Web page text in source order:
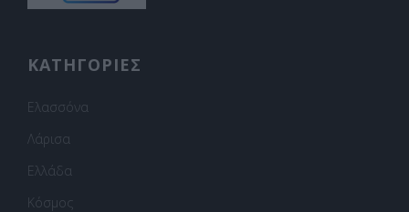
ΚΑΤΗΓΟΡΙΕΣ
Ελασσόνα
Λάρισα
Ελλάδα
Κόσμος